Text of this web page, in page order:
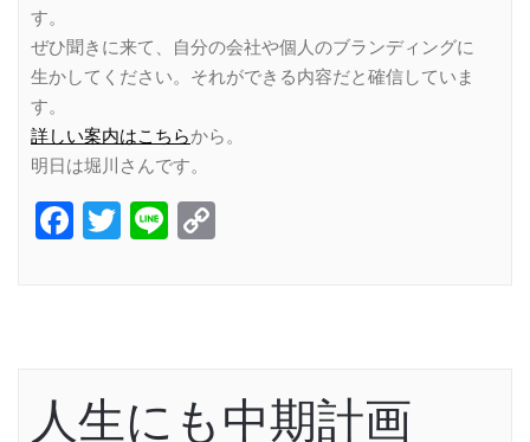
す。
ぜひ聞きに来て、自分の会社や個人のブランディングに
生かしてください。それができる内容だと確信していま
す。
詳しい案内はこちらから。
明日は堀川さんです。
Facebook
Twitter
Line
人生にも中期計画